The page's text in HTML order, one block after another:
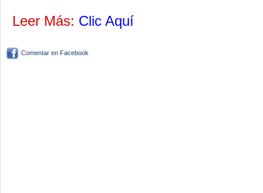
Leer Más: Clic Aquí
Comentar en Facebook